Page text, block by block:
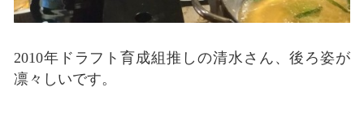
2010年ドラフト育成組推しの清水さん、後ろ姿が
凛々しいです。